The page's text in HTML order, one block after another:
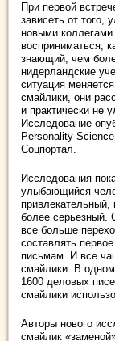
При первой
зависеть от того,
новыми
восприниматься,
знающий, чем
нидерландские
ситуация
смайлики, они
и практически не
Исследование
Personality
Соцпортал.
Исследования
улыбающийся
привлекательный,
более серьезный.
все больше
составлять
письмам. И все
смайлики. В
1600 деловых
смайлики
Авторы нового
смайлик